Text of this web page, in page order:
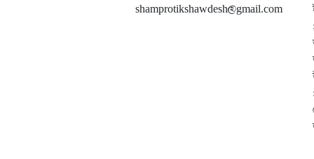
shamprotikshawdesh@gmail.com